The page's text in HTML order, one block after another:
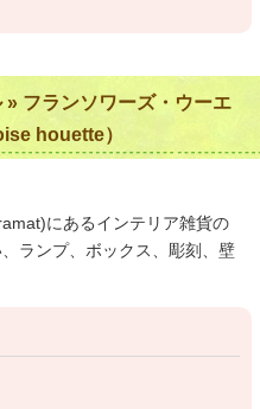
フランソワーズ・ウーエ
houette）
にあるインテリア雑貨の
ランプ、ボックス、彫刻、壁